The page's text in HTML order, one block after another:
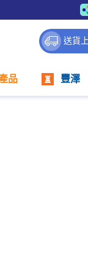
送貨
品 豐澤